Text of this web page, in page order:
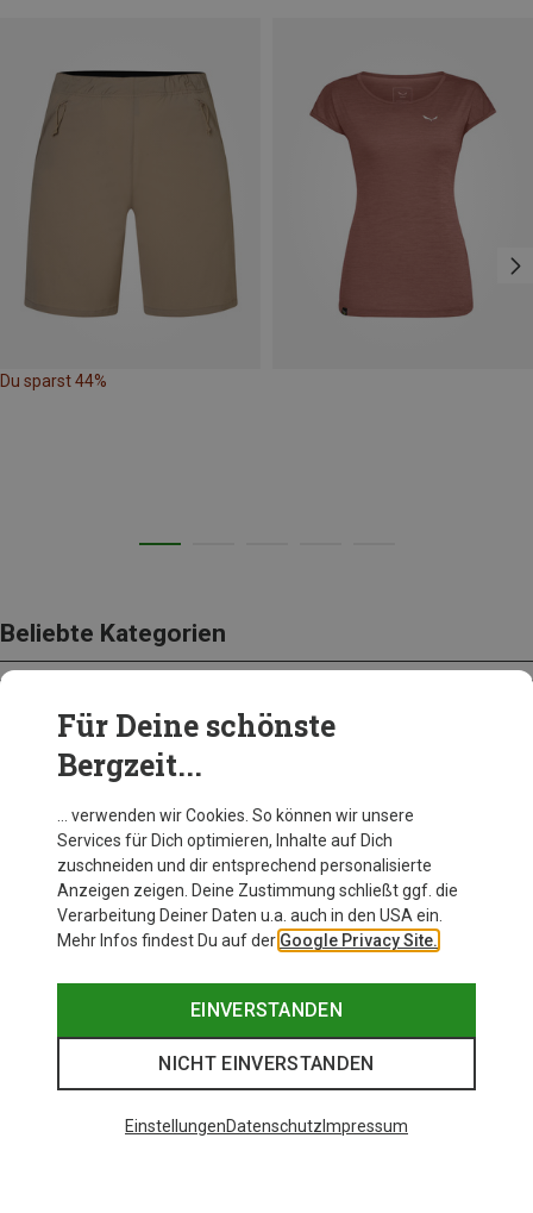
Du sparst 44%
Beliebte Kategorien
BEKLEIDUNG
Für Deine schönste
Bergzeit...
… verwenden wir Cookies. So können wir unsere
Services für Dich optimieren, Inhalte auf Dich
zuschneiden und dir entsprechend personalisierte
Anzeigen zeigen. Deine Zustimmung schließt ggf. die
Verarbeitung Deiner Daten u.a. auch in den USA ein.
Mehr Infos findest Du auf der Google Privacy Site.
EINVERSTANDEN
NICHT EINVERSTANDEN
EinstellungenDatenschutz Impressum